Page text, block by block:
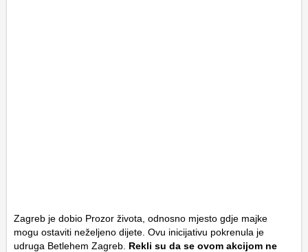
Zagreb je dobio Prozor života, odnosno mjesto gdje majke
mogu ostaviti neželjeno dijete. Ovu inicijativu pokrenula je
udruga Betlehem Zagreb. Rekli su da se ovom akcijom ne